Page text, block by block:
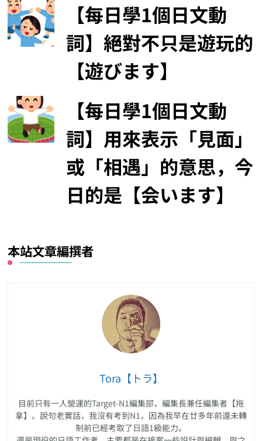
【每日學1個日文動
詞】絕對不只是遊玩的
【遊びます】
【每日學1個日文動
詞】用來表示「見面」
或「相遇」的意思，今
日的是【会います】
本站文章編撰者
Tora【トラ】
目前只有一人營運的Target-N1編集部，編集長兼任編集者【拖
拿】。說句老實話，我沒有考到N1，因為我早在廿多年前還未轉
制前已經考取了日語1級能力。